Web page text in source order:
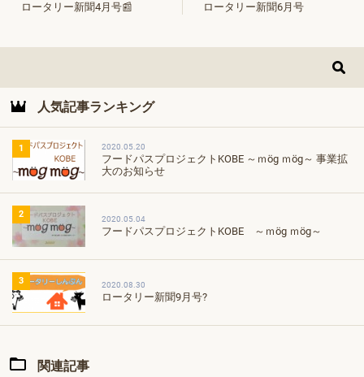
ロータリー新聞4月号📰 ロータリー新聞6月号
人気記事ランキング
1 2020.05.20
フードパスプロジェクトKOBE ～ｍög ｍög～ 事業拡
大のお知らせ
2 2020.05.04
フードパスプロジェクトKOBE ～ｍög ｍög～
3 2020.08.30
ロータリー新聞9月号?
関連記事